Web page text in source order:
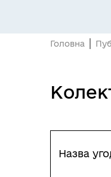
Головна
Назва